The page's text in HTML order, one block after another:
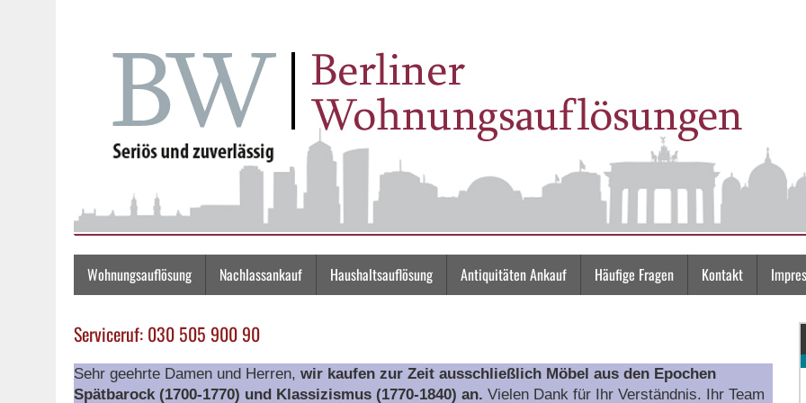
Wohnungsauflösung Nachlassankauf Haushaltsauflösung Antiquitäten Ankauf Häufige Fragen Kontakt
Serviceruf: 030 505 900 90
Sehr geehrte Damen und Herren, wir kaufen zur Zeit ausschließlich Möbel aus den Epochen
Spätbarock (1700-1770) und Klassizismus (1770-1840) an. Vielen Dank für Ihr Verständnis. Ihr Team